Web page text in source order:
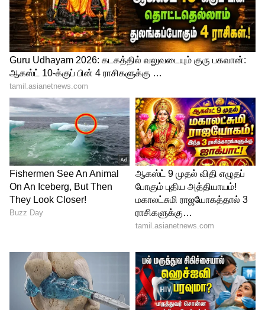
காக்க 6 "கூலிங்" சீக்ரெட்ஸ்
3
3
Image Credit :Gemini AI
பெற்றோர்கள் கவலை..
இதேவேளை, பெற்றோர்களிடையிலும்
இதுகுறித்து கலவையான கருத்துகள்
“குழந்தைகளின் உடல்நலம் முக்கியம்
என்பதால் பள்ளிகள் தாமதமாக
திறக்கப்படலாம்” என்று ஆதரவு